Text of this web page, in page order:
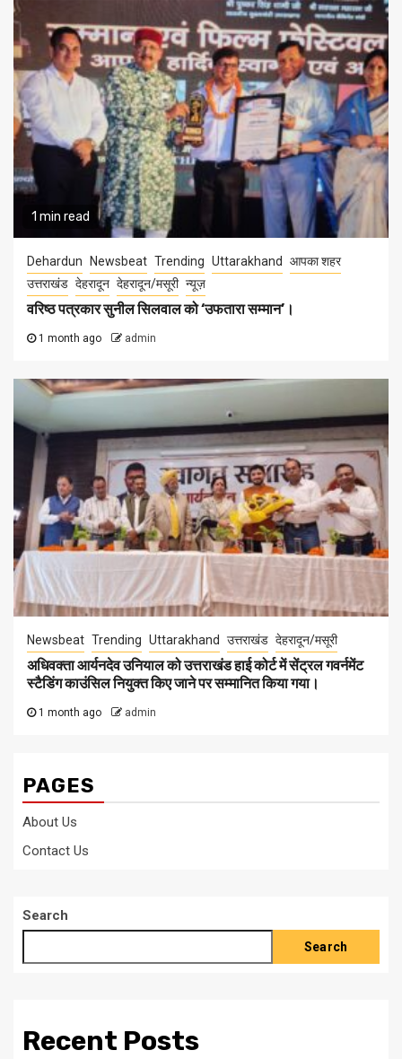
1 min read
Dehardun Newsbeat Trending Uttarakhand
आपका शहर
उत्तराखंड देहरादून देहरादून/मसूरी न्यूज़
वरिष्ठ पत्रकार सुनील सिलवाल को ‘उफतारा सम्मान’।
1 month ago admin
Newsbeat Trending Uttarakhand उत्तराखंड देहरादून/मसूरी
अधिवक्ता आर्यनदेव उनियाल को उत्तराखंड हाई कोर्ट में सेंट्रल गवर्नमेंट
स्टैडिंग काउंसिल नियुक्त किए जाने पर सम्मानित किया गया।
1 month ago admin
PAGES
About Us
Contact Us
Search
Search
Recent Posts